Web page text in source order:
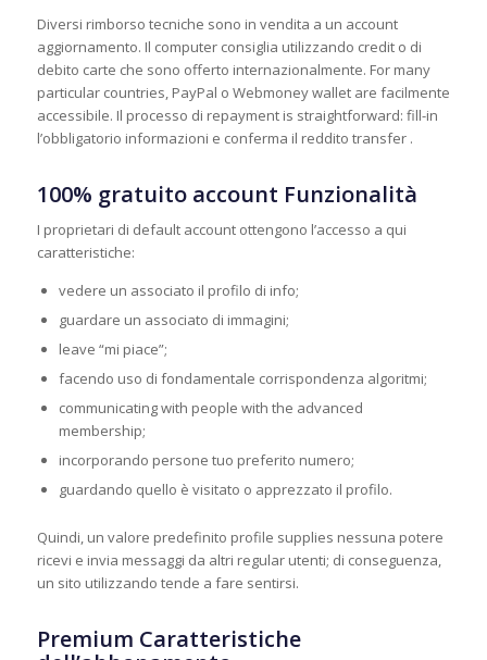
Diversi rimborso tecniche sono in vendita a un account
aggiornamento. Il computer consiglia utilizzando credit o di
debito carte che sono offerto internazionalmente. For many
particular countries, PayPal o Webmoney wallet are facilmente
accessibile. Il processo di repayment is straightforward: fill-in
l’obbligatorio informazioni e conferma il reddito transfer .
100% gratuito account Funzionalità
I proprietari di default account ottengono l’accesso a qui
caratteristiche:
vedere un associato il profilo di info;
guardare un associato di immagini;
leave “mi piace”;
facendo uso di fondamentale corrispondenza algoritmi;
communicating with people with the advanced
membership;
incorporando persone tuo preferito numero;
guardando quello è visitato o apprezzato il profilo.
Quindi, un valore predefinito profile supplies nessuna potere
ricevi e invia messaggi da altri regular utenti; di conseguenza,
un sito utilizzando tende a fare sentirsi.
Premium Caratteristiche